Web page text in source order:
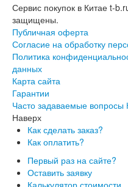
Сервис покупок в Китае t-
защищены.
Публичная оферта
Согласие на обработку
Политика
данных
Карта сайта
Гарантии
Часто задаваемые вопросы
Наверх
Как сделать заказ?
Как оплатить?
Первый раз на сайте?
Оставить заявку
Калькулятор стоимости